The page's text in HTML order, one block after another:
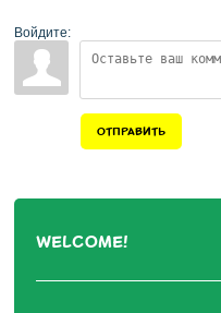
Войдите:
ОТПРАВИТЬ
WELCOME!